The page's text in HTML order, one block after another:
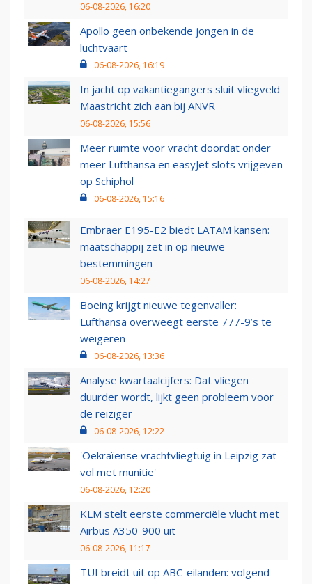
06-08-2026, 16:20
Apollo geen onbekende jongen in de
luchtvaart
06-08-2026, 16:19
In jacht op vakantiegangers sluit vliegveld
Maastricht zich aan bij ANVR
06-08-2026, 15:56
Meer ruimte voor vracht doordat onder
meer Lufthansa en easyJet slots vrijgeven
op Schiphol
06-08-2026, 15:16
Embraer E195-E2 biedt LATAM kansen:
maatschappij zet in op nieuwe
bestemmingen
06-08-2026, 14:27
Boeing krijgt nieuwe tegenvaller:
Lufthansa overweegt eerste 777-9’s te
weigeren
06-08-2026, 13:36
Analyse kwartaalcijfers: Dat vliegen
duurder wordt, lijkt geen probleem voor
de reiziger
06-08-2026, 12:22
'Oekraïense vrachtvliegtuig in Leipzig zat
vol met munitie'
06-08-2026, 12:20
KLM stelt eerste commerciële vlucht met
Airbus A350-900 uit
06-08-2026, 11:17
TUI breidt uit op ABC-eilanden: volgend